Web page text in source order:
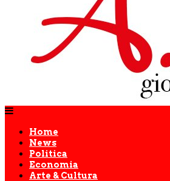
Home
News
Politica
Economia
Arte & Cultura